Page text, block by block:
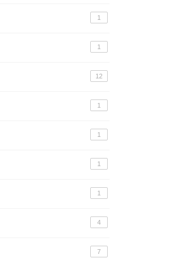
1
1
12
1
1
1
1
4
7